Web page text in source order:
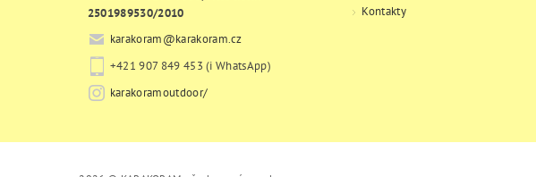
2501989530/2010
karakoram@karakoram.cz
+421 907 849 453 (i WhatsApp)
karakoramoutdoor/
Kontakty